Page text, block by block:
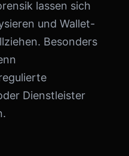
lassen sich
und Wallet-
Besonders
Dienstleister